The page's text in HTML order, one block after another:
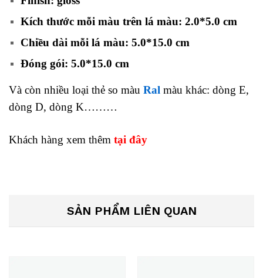
Kích thước mỗi màu trên lá màu: 2.0*5.0 cm
Chiều dài mỗi lá màu: 5.0*15.0 cm
Đóng gói: 5.0*15.0 cm
Và còn nhiều loại thẻ so màu Ral màu khác: dòng E,
dòng D, dòng K………
Khách hàng xem thêm tại đây
SẢN PHẨM LIÊN QUAN